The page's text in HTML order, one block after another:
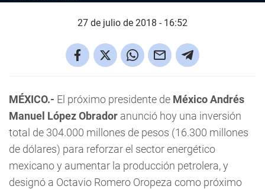
27 de julio de 2018 - 16:52
MÉXICO.- El próximo presidente de MéxicoAndrés
Manuel López Obrador anunció hoy una inversión
total de 304.000 millones de pesos (16.300 millones
de dólares) para reforzar el sector energético
mexicano y aumentar la producción petrolera, y
designó a Octavio Romero Oropeza como próximo